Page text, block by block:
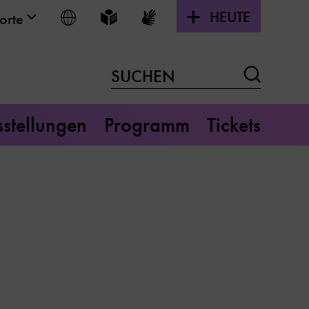
Sprache wählen
Leichte Sprache
Gebärdensprache
HEUTE
SUCHEN
Programm Tickets